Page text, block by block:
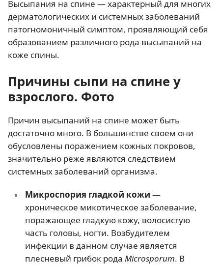
Высыпания на спине — характерный для многих
дерматологических и системных заболеваний
патогномоничный симптом, проявляющий себя
образованием различного рода высыпаний на
коже спины.
Причины сыпи на спине у
взрослого. Фото
Причин высыпаний на спине может быть
достаточно много. В большинстве своем они
обусловлены поражением кожных покровов,
значительно реже являются следствием
системных заболеваний организма.
Микроспория гладкой кожи —
хроническое микотическое заболевание,
поражающее гладкую кожу, волосистую
часть головы, ногти. Возбудителем
инфекции в данном случае является
плесневый грибок рода Microsporum. В